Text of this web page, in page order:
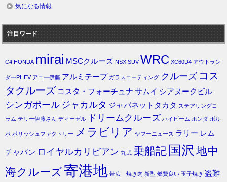
気になる情報
注目ワード
C4 HONDA mirai MSCクルーズ NSX SUV WRC XC60D4 アウトラン
ダーPHEV アニー伊藤 アルミテープ ガラスコーティング クルーズ コス
タクルーズ コスタ・フォーチュナ サムイ シアヌークビル
シンガポール ジャカルタ ジャパネットタカタ ステアリングコ
ラム テリー伊藤さん ディーゼル ドリームクルーズ ハイビーム ホンダ ボル
ボ ポリッシュファクトリー メラビリア ヤフーニュース ラリー レム
チャバン ロイヤルカリビアン 丸武 乗船記 国沢 地中
海クルーズ寄港地 帯広 焼き肉 新型 燃費良い 玉子焼き 盗難